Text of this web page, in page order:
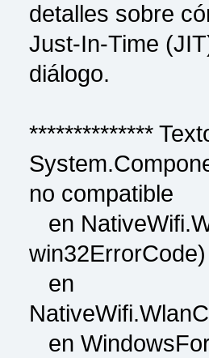
detalles sobre
Just-In-Time
diálogo.
**************
no compatible
en
win32ErrorCode)
en
en